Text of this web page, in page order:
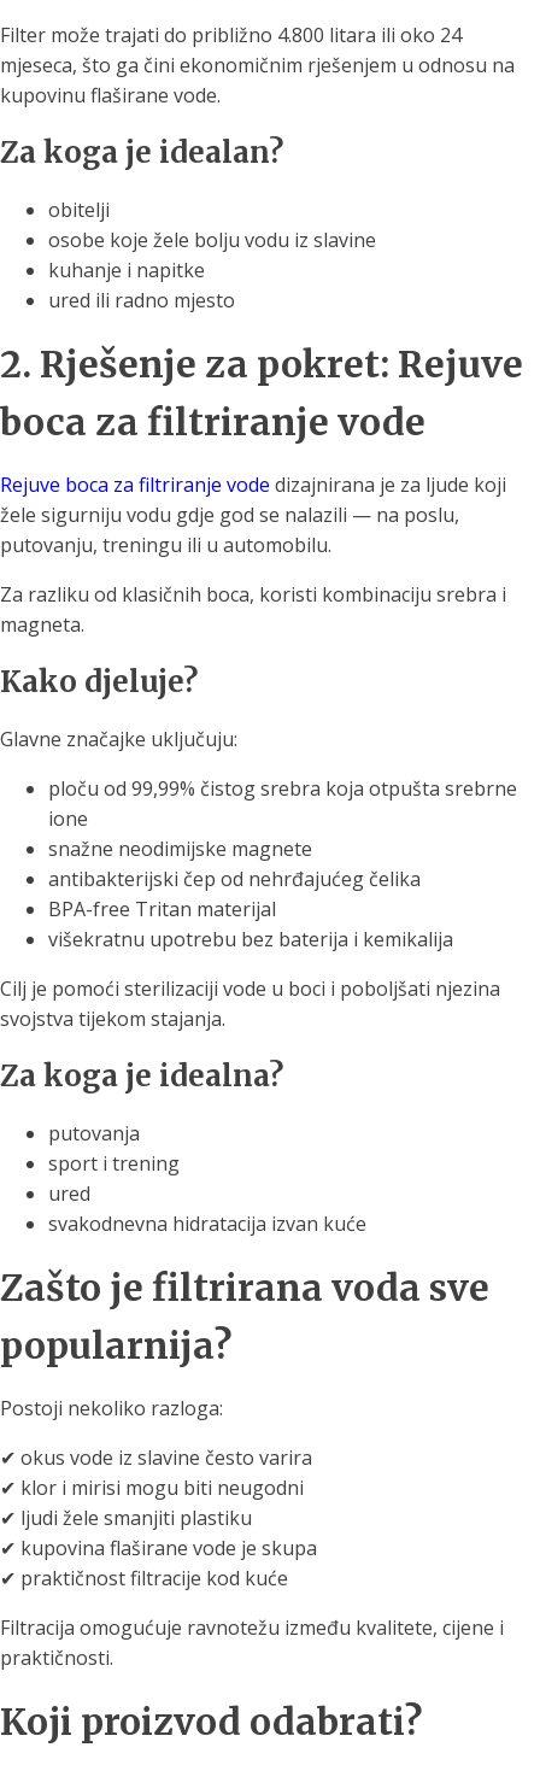
Filter može trajati do približno 4.800 litara ili oko 24
mjeseca, što ga čini ekonomičnim rješenjem u odnosu na
kupovinu flaširane vode.
Za koga je idealan?
obitelji
osobe koje žele bolju vodu iz slavine
kuhanje i napitke
ured ili radno mjesto
2. Rješenje za pokret: Rejuve
boca za filtriranje vode
Rejuve boca za filtriranje vode dizajnirana je za ljude koji
žele sigurniju vodu gdje god se nalazili — na poslu,
putovanju, treningu ili u automobilu.
Za razliku od klasičnih boca, koristi kombinaciju srebra i
magneta.
Kako djeluje?
Glavne značajke uključuju:
ploču od 99,99% čistog srebra koja otpušta srebrne
ione
snažne neodimijske magnete
antibakterijski čep od nehrđajućeg čelika
BPA-free Tritan materijal
višekratnu upotrebu bez baterija i kemikalija
Cilj je pomoći sterilizaciji vode u boci i poboljšati njezina
svojstva tijekom stajanja.
Za koga je idealna?
putovanja
sport i trening
ured
svakodnevna hidratacija izvan kuće
Zašto je filtrirana voda sve
popularnija?
Postoji nekoliko razloga:
✔ okus vode iz slavine često varira
✔ klor i mirisi mogu biti neugodni
✔ ljudi žele smanjiti plastiku
✔ kupovina flaširane vode je skupa
✔ praktičnost filtracije kod kuće
Filtracija omogućuje ravnotežu između kvalitete, cijene i
praktičnosti.
Koji proizvod odabrati?